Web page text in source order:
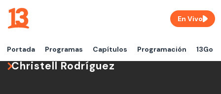
Portada Programas Capítulos Programación 13Go
En Vivo
Christell Rodríguez